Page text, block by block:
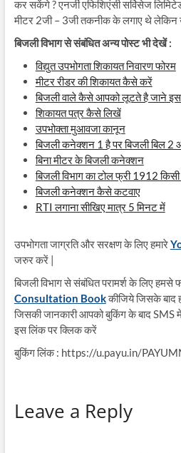
कर सकेंगे ? एनर्जी एफिशिएंसी सर्विसेज
मीटर 2जी – 3जी तकनीक के लगाए थे लेकिन
बिजली विभाग से संबंधित अन्य पोस्ट भी देखें :
विद्युत उपभोगता शिकायत निवारण फोरम
मीटर रीडर की शिकायत कैसे करें
बिजली वाले कैसे आपको लूटते है जाने इस
शिकायत पत्र कैसे लिखें
उपभोक्ता मुआवजा कानून
बिजली कनेक्शन 1 है पर बिजली बिल 2
बिना मीटर के बिजली कनेक्शन
बिजली विभाग का टोल फ्री 1912
बिजली कनेक्शन कैसे कटवाए
RTI लगाना सीखिए मात्र 5 मिनट में
उपभोगता जाग्रति और सरक्षण के लिए हमारे
जरुर करें |
बिजली विभाग से संबंधित परामर्श के लिए हमसे
Consultation Bookकीजिये जिसके बाद
जिसकी जानकारी आपको बुकिंग के बाद SMS में
इस लिंक पर क्लिक करें
बुकिंग लिंक : https://u.payu.in/
Leave a Reply